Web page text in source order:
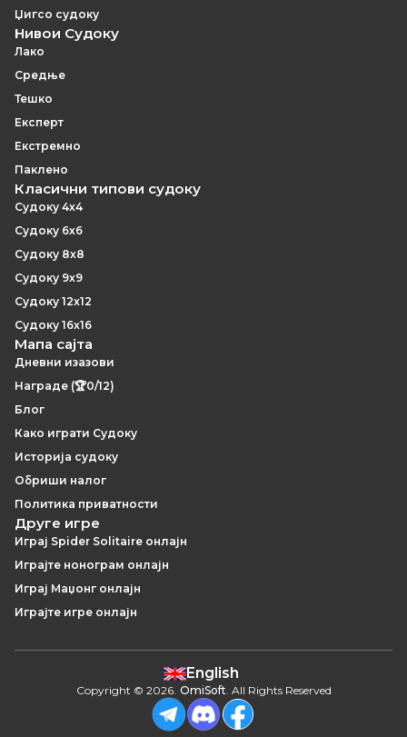
Џигсо судоку
Нивои Судоку
Лако
Средње
Тешко
Експерт
Екстремно
Паклено
Класични типови судоку
Судоку 4x4
Судоку 6x6
Судоку 8x8
Судоку 9x9
Судоку 12x12
Судоку 16x16
Мапа сајта
Дневни изазови
Награде (🏆0/12)
Блог
Како играти Судоку
Историја судоку
Обриши налог
Политика приватности
Друге игре
Играј Spider Solitaire онлајн
Играјте нонограм онлајн
Играј Маџонг онлајн
Играјте игре онлајн
English
Copyright © 2026. OmiSoft. All Rights Reserved